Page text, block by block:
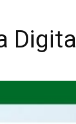
Digital